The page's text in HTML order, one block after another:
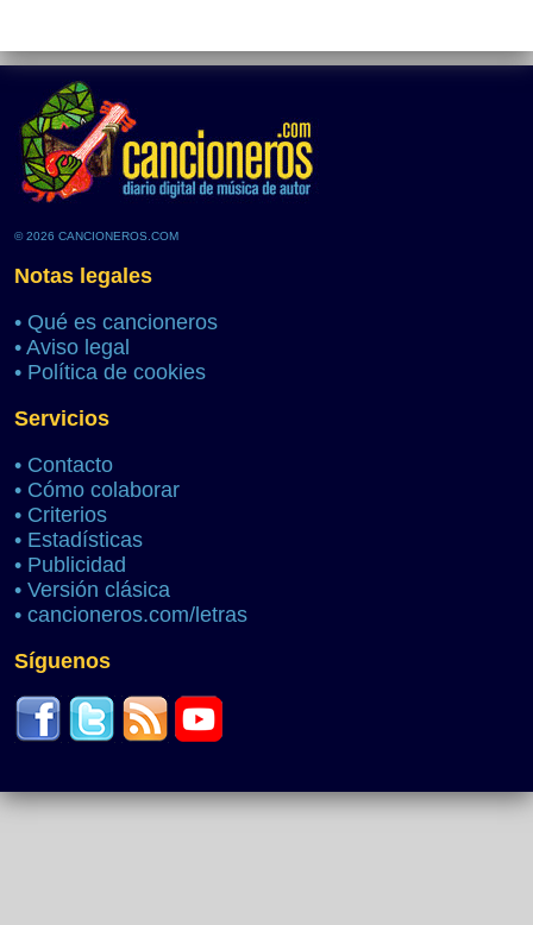
© 2026 CANCIONEROS.COM
Notas legales
• Qué es cancioneros
• Aviso legal
• Política de cookies
Servicios
• Contacto
• Cómo colaborar
• Criterios
• Estadísticas
• Publicidad
• Versión clásica
• cancioneros.com/letras
Síguenos